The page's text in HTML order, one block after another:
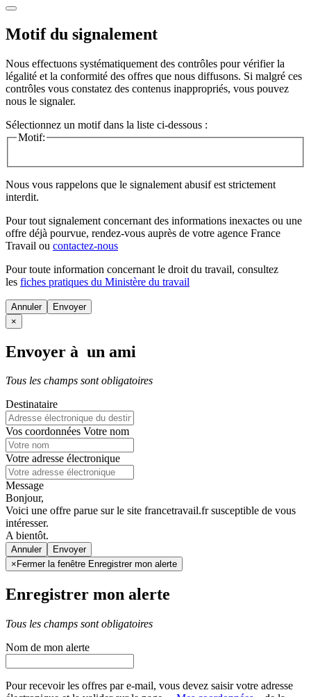
Motif du signalement
Nous effectuons systématiquement des contrôles pour vérifier la
légalité et la conformité des offres que nous diffusons. Si malgré ces
contrôles vous constatez des contenus inappropriés, vous pouvez
nous le signaler.
Sélectionnez un motif dans la liste ci-dessous :
Motif:
Nous vous rappelons que le signalement abusif est strictement
interdit.
Pour tout signalement concernant des informations inexactes ou une
offre déjà pourvue, rendez-vous auprès de votre agence France
Travail ou contactez-nous
Pour toute information concernant le droit du travail, consultez
les fiches pratiques du Ministère du travail
Annuler
×
Envoyer à un ami
Tous les champs sont obligatoires
Destinataire
Vos coordonnées Votre nom
Votre adresse électronique
Message
Bonjour,
Voici une offre parue sur le site francetravail.fr susceptible de vous
intéresser.
A bientôt.
Annuler
× Fermer la fenêtre Enregistrer mon alerte
Enregistrer mon alerte
Tous les champs sont obligatoires
Nom de mon alerte
Pour recevoir les offres par e-mail, vous devez saisir votre adresse